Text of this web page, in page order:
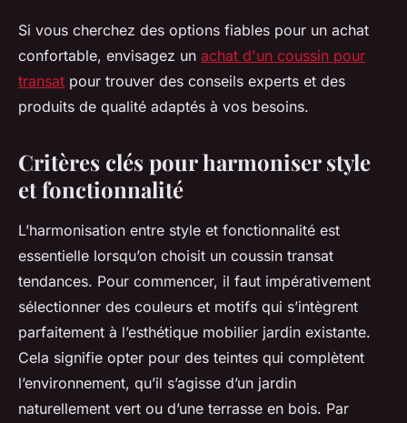
Si vous cherchez des options fiables pour un achat
confortable, envisagez un achat d'un coussin pour
transat pour trouver des conseils experts et des
produits de qualité adaptés à vos besoins.
Critères clés pour harmoniser style
et fonctionnalité
L’harmonisation entre style et fonctionnalité est
essentielle lorsqu’on choisit un coussin transat
tendances. Pour commencer, il faut impérativement
sélectionner des couleurs et motifs qui s’intègrent
parfaitement à l’esthétique mobilier jardin existante.
Cela signifie opter pour des teintes qui complètent
l’environnement, qu’il s’agisse d’un jardin
naturellement vert ou d’une terrasse en bois. Par